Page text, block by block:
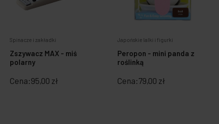
Spinacze i zakładki
Zszywacz MAX - miś
polarny
Cena:95,00 zł
Japońskie lalki i figurki
Peropon - mini panda z
roślinką
Cena:79,00 zł